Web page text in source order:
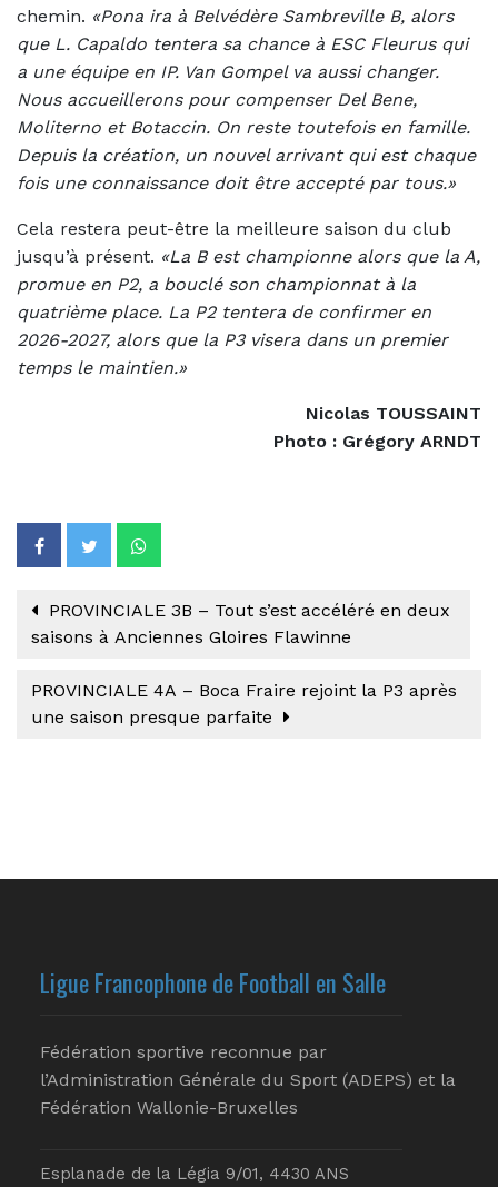
chemin. «Pona ira à Belvédère Sambreville B, alors
que L. Capaldo tentera sa chance à ESC Fleurus qui
a une équipe en IP. Van Gompel va aussi changer.
Nous accueillerons pour compenser Del Bene,
Moliterno et Botaccin. On reste toutefois en famille.
Depuis la création, un nouvel arrivant qui est chaque
fois une connaissance doit être accepté par tous.»
Cela restera peut-être la meilleure saison du club
jusqu’à présent. «La B est championne alors que la A,
promue en P2, a bouclé son championnat à la
quatrième place. La P2 tentera de confirmer en
2026-2027, alors que la P3 visera dans un premier
temps le maintien.»
Nicolas TOUSSAINT
Photo : Grégory ARNDT
PROVINCIALE 3B – Tout s’est accéléré en deux
saisons à Anciennes Gloires Flawinne
PROVINCIALE 4A – Boca Fraire rejoint la P3 après
une saison presque parfaite
Ligue Francophone de Football en Salle
Fédération sportive reconnue par
l’Administration Générale du Sport (ADEPS) et la
Fédération Wallonie-Bruxelles
Esplanade de la Légia 9/01, 4430 ANS